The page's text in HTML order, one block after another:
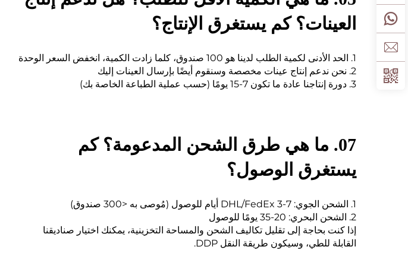
العينات؟ كم يستغرق الإنتاج؟
1. الحد الأدنى لكمية الطلب لدينا هو 100 صندوق، كلما زادت الكمية، انخفض السعر الوحدة
2. نحن ندعم إنتاج عينات مخصصة وسنقوم أيضًا بإرسال العينات إليك
3. دورة إنتاجنا عادة ما تكون 7-15 يومًا (حسب عملية الطباعة الخاصة بك)
07. ما هي طرق الشحن المدعومة؟ كم
يستغرق الوصول؟
1. الشحن الجوي: DHL/FedEx 3-7 أيام للوصول (مُوصى به <300 صندوق)
2. الشحن البحري: 20-35 يومًا للوصول
إذا كنت بحاجة إلى تقليل تكاليف الشحن والمساحة التخزينية، يمكنك اختيار صناديقنا
القابلة للطي، وسيكون طريقة النقل DDP.